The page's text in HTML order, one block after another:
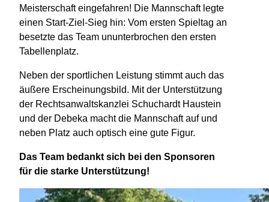
Meisterschaft eingefahren! Die Mannschaft legte
einen Start-Ziel-Sieg hin: Vom ersten Spieltag an
besetzte das Team ununterbrochen den ersten
Tabellenplatz.
Neben der sportlichen Leistung stimmt auch das
äußere Erscheinungsbild. Mit der Unterstützung
der Rechtsanwaltskanzlei Schuchardt Haustein
und der Debeka macht die Mannschaft auf und
neben Platz auch optisch eine gute Figur.
Das Team bedankt sich bei den Sponsoren
für die starke Unterstützung!